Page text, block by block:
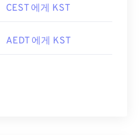
CEST 에게 KST
AEDT 에게 KST